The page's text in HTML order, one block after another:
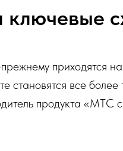
ключевые
приходятся
становятся все более
продукта «МТС